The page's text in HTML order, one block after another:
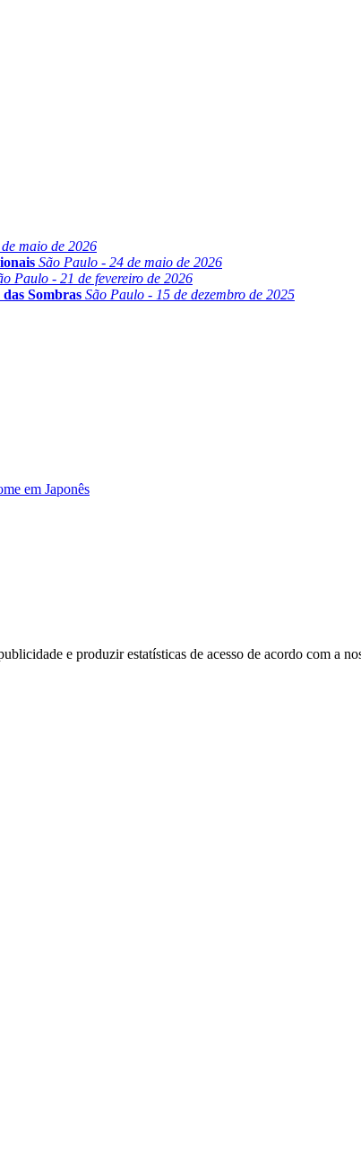
maio de 2026
São Paulo - 24 de maio de 2026
Paulo - 21 de fevereiro de 2026
Sombras São Paulo - 15 de dezembro de 2025
em Japonês
e produzir estatísticas de acesso de acordo com a